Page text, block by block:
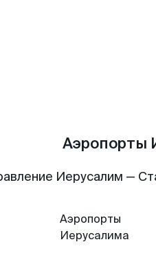
Аэропорты
Иерусалим —
Аэропорты
Иерусалима